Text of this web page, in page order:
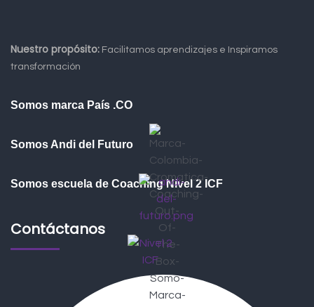
Nuestro propósito: Facilitamos aprendizajes e Inspiramos
transformación
Somos marca País .CO
Somos Andi del Futuro
Somos escuela de Coaching Nivel 2 ICF
Contáctanos